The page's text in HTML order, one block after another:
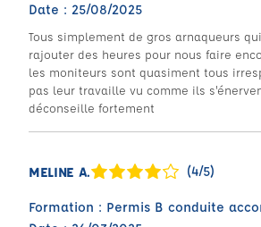
Date : 25/08/2025
Tous simplement de gros arnaqueurs
rajouter des heures pour nous faire
les moniteurs sont quasiment tous
pas leur travaille vu comme ils
déconseille fortement
MELINE A. (4/5)
Formation : Permis B conduite